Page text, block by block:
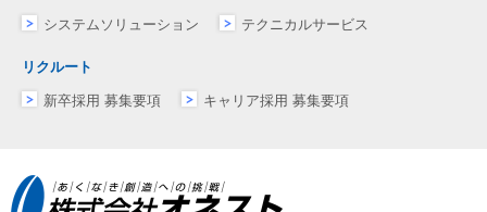
システムソリューション テクニカルサービス
リクルート
新卒採用 募集要項 キャリア採用 募集要項